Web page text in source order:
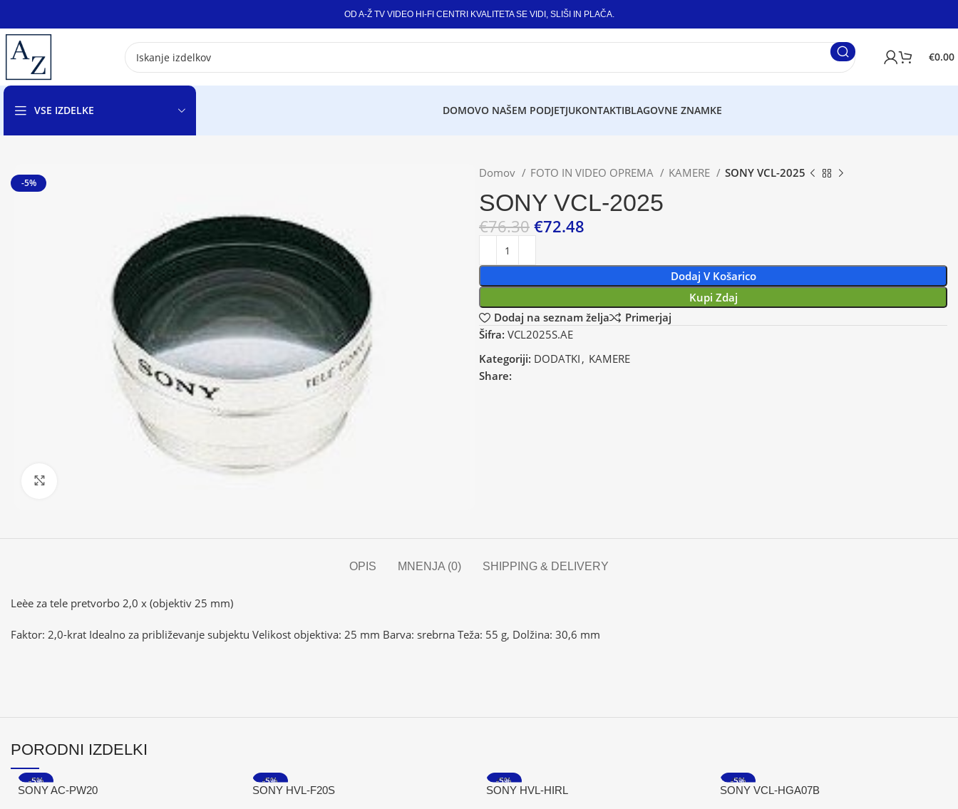
OD A-Ž TV VIDEO HI-FI CENTRI KVALITETA SE VIDI, SLIŠI IN PLAČA.
€0.00
VSE IZDELKE DOMOVO NAŠEM PODJETJUKONTAKTIBLAGOVNE ZNAMKE
-5%
Domov FOTO IN VIDEO OPREMA KAMERE SONY VCL-2025
SONY VCL-2025
€76.30 €72.48
Dodaj V Košarico
Kupi Zdaj
Dodaj na seznam želja
Primerjaj
Šifra: VCL2025S.AE
Kategoriji: DODATKI , KAMERE
Share:
OPIS MNENJA (0) SHIPPING & DELIVERY
Leèe za tele pretvorbo 2,0 x (objektiv 25 mm)
Faktor: 2,0-krat Idealno za približevanje subjektu Velikost objektiva: 25 mm Barva: srebrna Teža: 55 g, Dolžina: 30,6 mm
PORODNI IZDELKI
-5%
SONY AC-PW20
-5%
SONY HVL-F20S
-5%
SONY HVL-HIRL
-5%
SONY VCL-HGA07B